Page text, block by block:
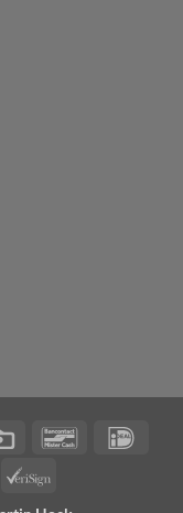
Credit
Bancontact